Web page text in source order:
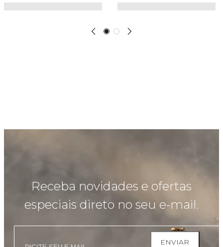
Receba novidades e ofertas
especiais direto no seu e-mail.
ENVIAR